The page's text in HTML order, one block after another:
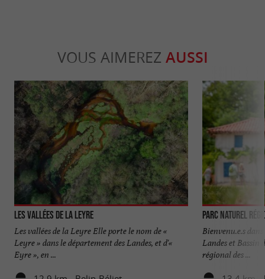
VOUS AIMEREZ AUSSI
Les Vallées de la Leyre
Les vallées de la Leyre Elle porte le nom de «
Leyre » dans le département des Landes, et d'«
Eyre », en ...
Parc naturel
Bienvenu.e.s
Landes et Bassin
régional des ...